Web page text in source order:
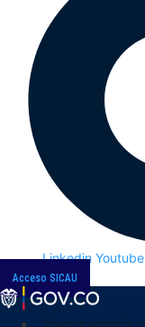
Linkedin Youtube
Acceso SICAU